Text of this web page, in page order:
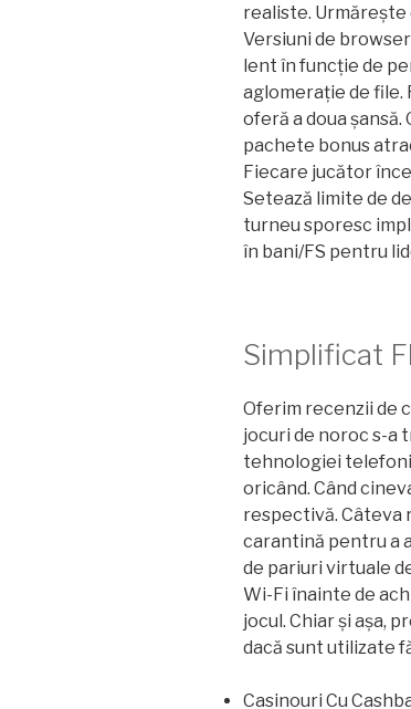
realiste.
Versiuni de
lent în funcție de
aglomerație de file.
oferă a doua
pachete bonus
Fiecare jucător
Setează limite de
turneu sporesc
în bani/FS pentru
Simplificat
Oferim recenzii de
jocuri de noroc s-a
tehnologiei
oricând. Când
respectivă. Câteva
carantină pentru a
de pariuri virtuale
Wi-Fi înainte de
jocul. Chiar și așa,
dacă sunt utilizate
Casinouri Cu